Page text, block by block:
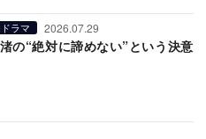
ラマ 2026.07.29
の“絶対に諦めない”という決意